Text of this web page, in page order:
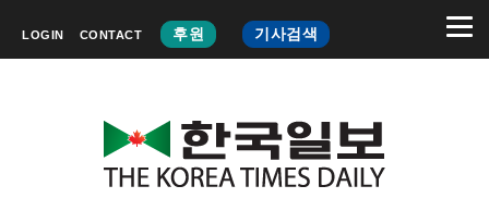
LOGIN CONTACT 후원 기사검색